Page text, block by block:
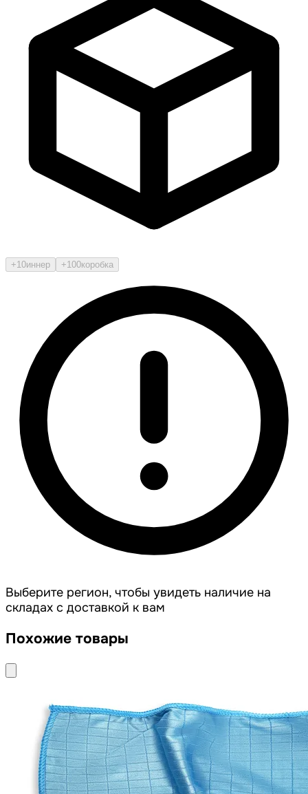
+10иннер +100коробка
Выберите регион, чтобы увидеть наличие на
складах с доставкой к вам
Похожие товары